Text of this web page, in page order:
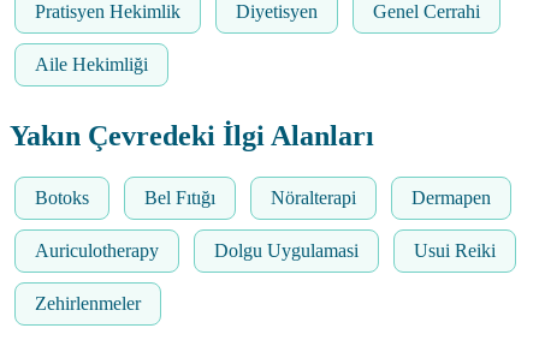
Pratisyen Hekimlik Diyetisyen Genel Cerrahi
Aile Hekimliği
Yakın Çevredeki İlgi Alanları
Botoks Bel Fıtığı Nöralterapi Dermapen
Auriculotherapy Dolgu Uygulamasi Usui Reiki
Zehirlenmeler